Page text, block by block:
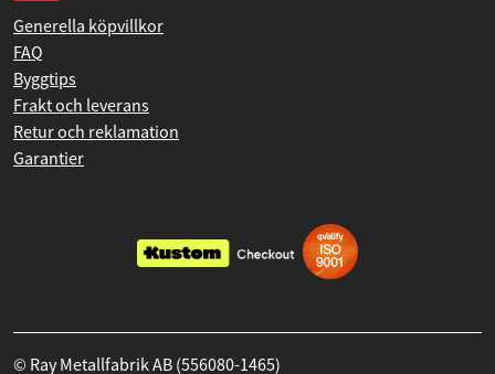
Generella köpvillkor
FAQ
Byggtips
Frakt och leverans
Retur och reklamation
Garantier
© Ray Metallfabrik AB (556080-1465)